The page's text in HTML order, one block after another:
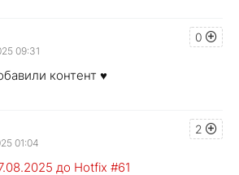
0
09:31
контент ♥
2
01:04
до Hotfix #61